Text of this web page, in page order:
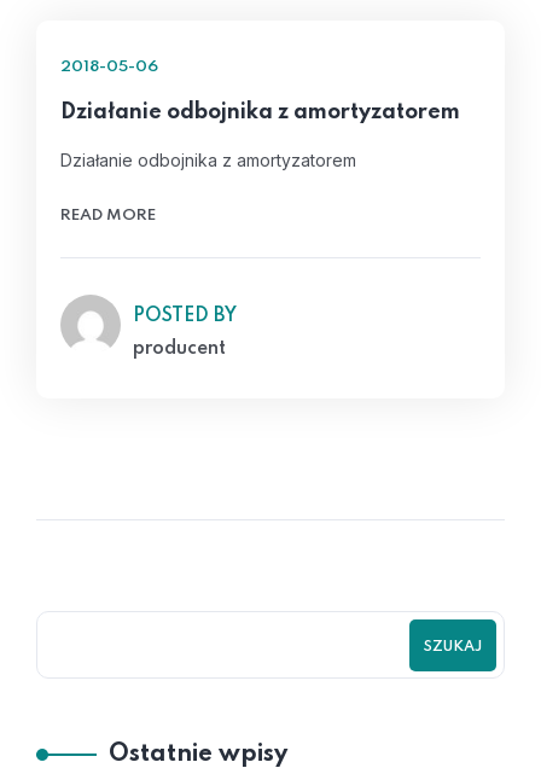
2018-05-06
Działanie odbojnika z amortyzatorem
Działanie odbojnika z amortyzatorem
READ MORE
POSTED BY
producent
SZUKAJ
Ostatnie wpisy